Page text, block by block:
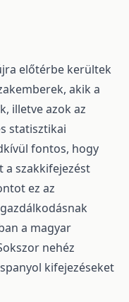
előtérbe kerültek
akik a
illetve azok az
statisztikai
fontos, hogy
a szakkifejezést
ez az
a magyar
nehéz
kifejezéseket